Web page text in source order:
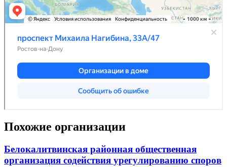
Похожие организации
Белокалитвинская районная общественная
организация содействия урегулированию споров